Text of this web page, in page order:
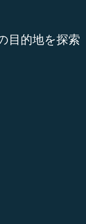
目的地を探索